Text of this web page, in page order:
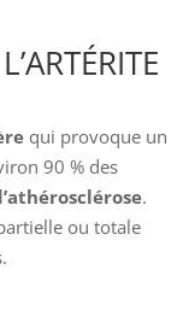
qui provoque un
90 % des
.
ou totale